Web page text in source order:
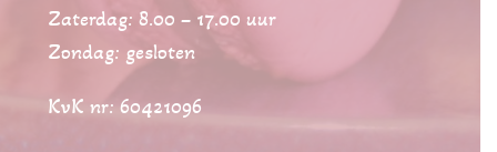
Zaterdag: 8.00 – 17.00 uur
Zondag: gesloten
KvK nr: 60421096